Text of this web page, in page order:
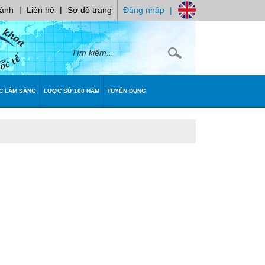
| Liên hệ | Sơ đồ trang Đăng nhập |
LÂM SÀNG LƯỢC SỬ 100 NĂM TUYỂN DỤNG